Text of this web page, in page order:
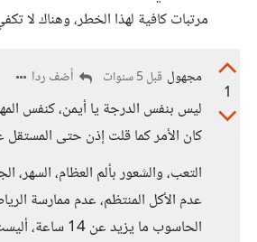
مرتبات كافية لهذا الخطر، وهناك لا
1
مجهول قبل 5 سنوات أضف ردا
ليس بنفس الدرجة يا أيمن، كنفس
كان الأمر كما قلت إذن حتى المستقل
التعب، والشعور بألم العظام، السهر،
عدم الأكل المنتظم، عدم ممارسة
الحاسوب ما يزيد عن 14 ساعة، أليست خطرة على الصحة؟